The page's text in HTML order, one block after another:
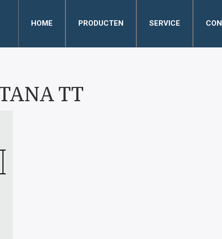
HOME
PRODUCTEN SERVICE
TT